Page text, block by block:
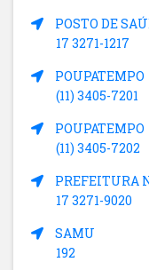
POSTO DE
17 3271-1217
POUPATEMPO
(11) 3405-7201
POUPATEMPO
(11) 3405-7202
PREFEITURA
17 3271-9020
SAMU
192